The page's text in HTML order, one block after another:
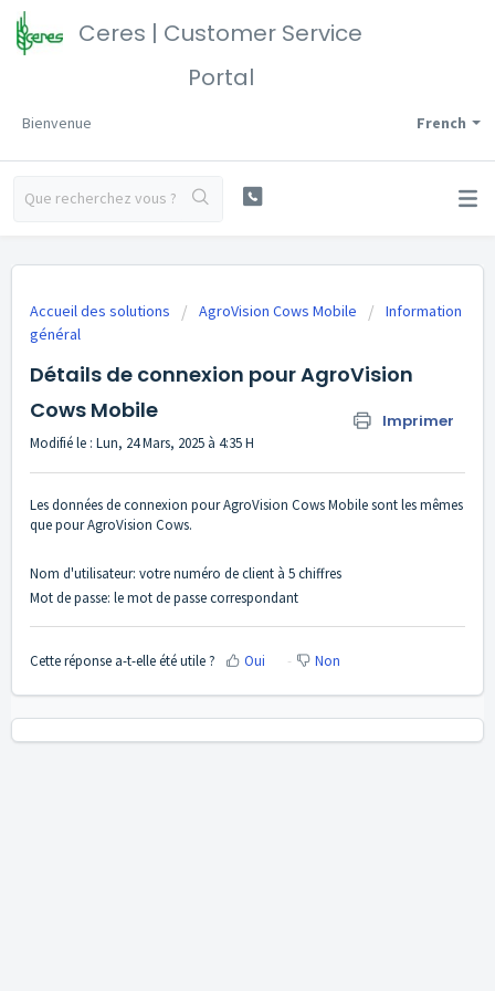
Ceres | Customer Service
Portal
French
Bienvenue
Accueil des solutions AgroVision Cows Mobile
Information
général
Détails de connexion pour AgroVision
Cows Mobile
Imprimer
Modifié le : Lun, 24 Mars, 2025 à 4:35 H
Les données de connexion pour AgroVision Cows Mobile sont les mêmes
que pour AgroVision Cows.
Nom d'utilisateur: votre numéro de client à 5 chiffres
Mot de passe: le mot de passe correspondant
Cette réponse a-t-elle été utile ? Oui Non